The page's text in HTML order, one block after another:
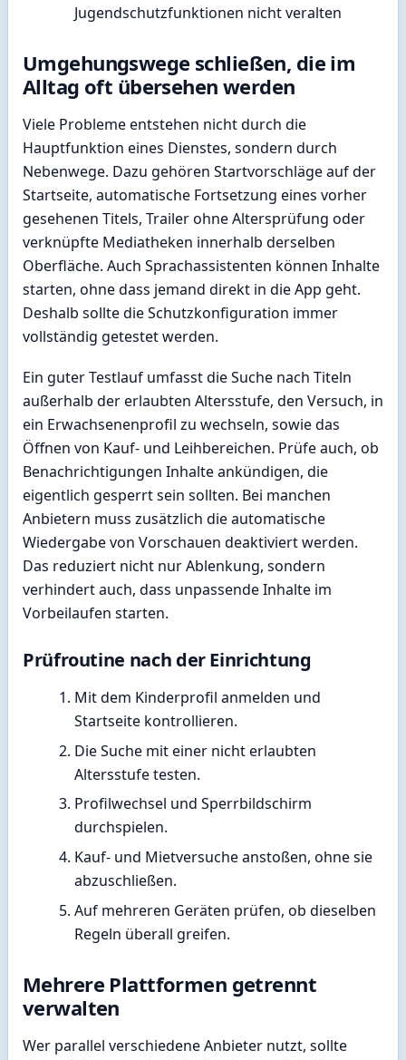
Jugendschutzfunktionen nicht veralten
Umgehungswege schließen, die im
Alltag oft übersehen werden
Viele Probleme entstehen nicht durch die
Hauptfunktion eines Dienstes, sondern durch
Nebenwege. Dazu gehören Startvorschläge auf der
Startseite, automatische Fortsetzung eines vorher
gesehenen Titels, Trailer ohne Altersprüfung oder
verknüpfte Mediatheken innerhalb derselben
Oberfläche. Auch Sprachassistenten können Inhalte
starten, ohne dass jemand direkt in die App geht.
Deshalb sollte die Schutzkonfiguration immer
vollständig getestet werden.
Ein guter Testlauf umfasst die Suche nach Titeln
außerhalb der erlaubten Altersstufe, den Versuch, in
ein Erwachsenenprofil zu wechseln, sowie das
Öffnen von Kauf- und Leihbereichen. Prüfe auch, ob
Benachrichtigungen Inhalte ankündigen, die
eigentlich gesperrt sein sollten. Bei manchen
Anbietern muss zusätzlich die automatische
Wiedergabe von Vorschauen deaktiviert werden.
Das reduziert nicht nur Ablenkung, sondern
verhindert auch, dass unpassende Inhalte im
Vorbeilaufen starten.
Prüfroutine nach der Einrichtung
Mit dem Kinderprofil anmelden und
Startseite kontrollieren.
Die Suche mit einer nicht erlaubten
Altersstufe testen.
Profilwechsel und Sperrbildschirm
durchspielen.
Kauf- und Mietversuche anstoßen, ohne sie
abzuschließen.
Auf mehreren Geräten prüfen, ob dieselben
Regeln überall greifen.
Mehrere Plattformen getrennt
verwalten
Wer parallel verschiedene Anbieter nutzt, sollte